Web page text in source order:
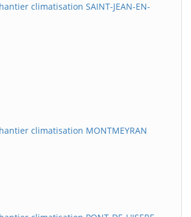
climatisation SAINT-JEAN-EN-
climatisation MONTMEYRAN